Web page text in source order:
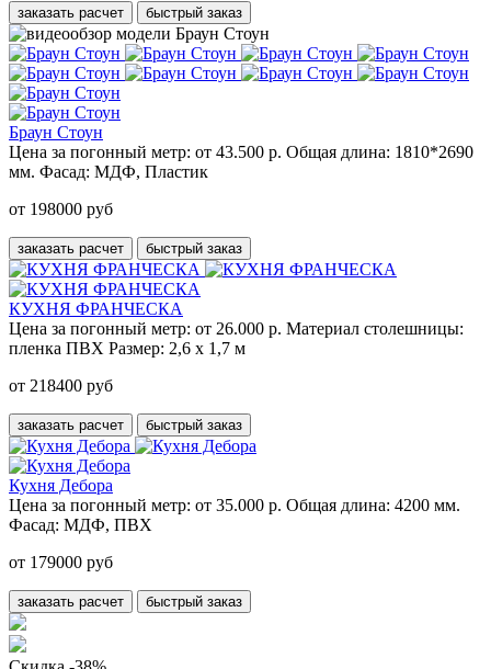
заказать расчет быстрый заказ
Браун Стоун
Цена за погонный метр: от 43.500 р. Общая длина: 1810*2690
мм. Фасад: МДФ, Пластик
от 198000 руб
заказать расчет быстрый заказ
КУХНЯ ФРАНЧЕСКА
Цена за погонный метр: от 26.000 р. Материал столешницы:
пленка ПВХ Размер: 2,6 х 1,7 м
от 218400 руб
заказать расчет быстрый заказ
Кухня Дебора
Цена за погонный метр: от 35.000 р. Общая длина: 4200 мм.
Фасад: МДФ, ПВХ
от 179000 руб
заказать расчет быстрый заказ